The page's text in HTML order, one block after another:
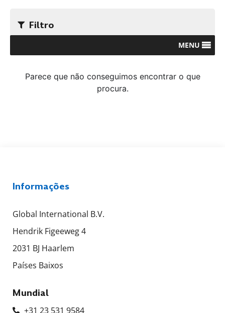
Filtro
MENU
Parece que não conseguimos encontrar o que
procura.
Informações
Global International B.V.
Hendrik Figeeweg 4
2031 BJ Haarlem
Países Baixos
Mundial
+31 23 531 9584